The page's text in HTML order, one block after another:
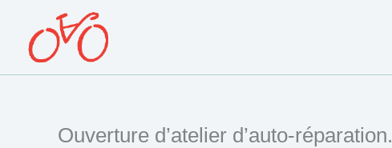
contenu
Ouverture d’atelier d’auto-réparation.